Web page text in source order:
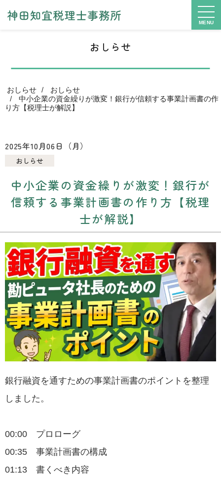
MENU
おしらせ
おしらせ
おしらせ
中小企業の資金繰りが激変！銀行が信頼する事業計画書の作
り方【税理士が解説】
2025年10月06日（月）
おしらせ
中小企業の資金繰りが激変！銀行が
信頼する事業計画書の作り方【税理
士が解説】
銀行融資を通すための事業計画書のポイントを整理
しました。
00:00 プロローグ
00:35 事業計画書の構成
01:13 書くべき内容